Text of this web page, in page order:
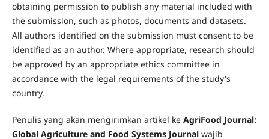
obtaining permission to publish any material included with
the submission, such as photos, documents and datasets.
All authors identified on the submission must consent to be
identified as an author. Where appropriate, research should
be approved by an appropriate ethics committee in
accordance with the legal requirements of the study's
country.
Penulis yang akan mengirimkan artikel ke AgriFood Journal:
Global Agriculture and Food Systems Journalwajib